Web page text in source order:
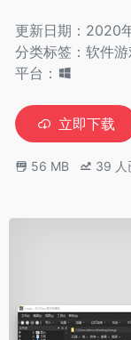
更新日期：2020
分类标签： 软件
平台：
立即下载
56 MB 39